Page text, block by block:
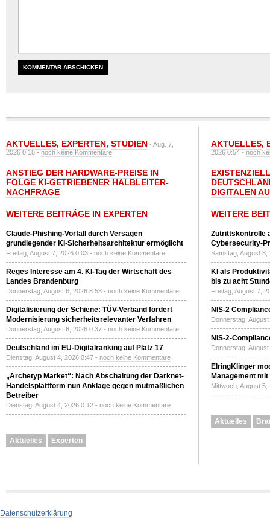
AKTUELLES, EXPERTEN, STUDIEN - Aug. 7,
2026 0:18 -noch keine Kommentare
ANSTIEG DER HARDWARE-PREISE IN
FOLGE KI-GETRIEBENER HALBLEITER-
NACHFRAGE
WEITERE BEITRÄGE IN EXPERTEN
Claude-Phishing-Vorfall durch Versagen
grundlegender KI-Sicherheitsarchitektur ermöglicht
Freitag, August 7, 2026 0:03 - noch keine Kommentare
Reges Interesse am 4. KI-Tag der Wirtschaft des
Landes Brandenburg
Donnerstag, August 6, 2026 8:53 - noch keine Kommentare
Digitalisierung der Schiene: TÜV-Verband fordert
Modernisierung sicherheitsrelevanter Verfahren
Donnerstag, August 6, 2026 0:37 - noch keine Kommentare
Deutschland im EU-Digitalranking auf Platz 17
Dienstag, August 4, 2026 0:47 - noch keine Kommentare
„Archetyp Market“: Nach Abschaltung der Darknet-
Handelsplattform nun Anklage gegen mutmaßlichen
Betreiber
Dienstag, August 4, 2026 0:12 - noch keine Kommentare
Aktuelles Experten
AKTUELLES,
2026 0:54 -noch
DIGITALEN
WEITERE
Zutrittskontrolle
Cybersecurity-
Samstag, August
KI als
bis zu acht
Freitag, August 7,
NIS-2
Donnerstag,
NIS-2-
Donnerstag,
ElringKlinger
Management
Mittwoch, August
Aktuelles
Datenschutzerklärung